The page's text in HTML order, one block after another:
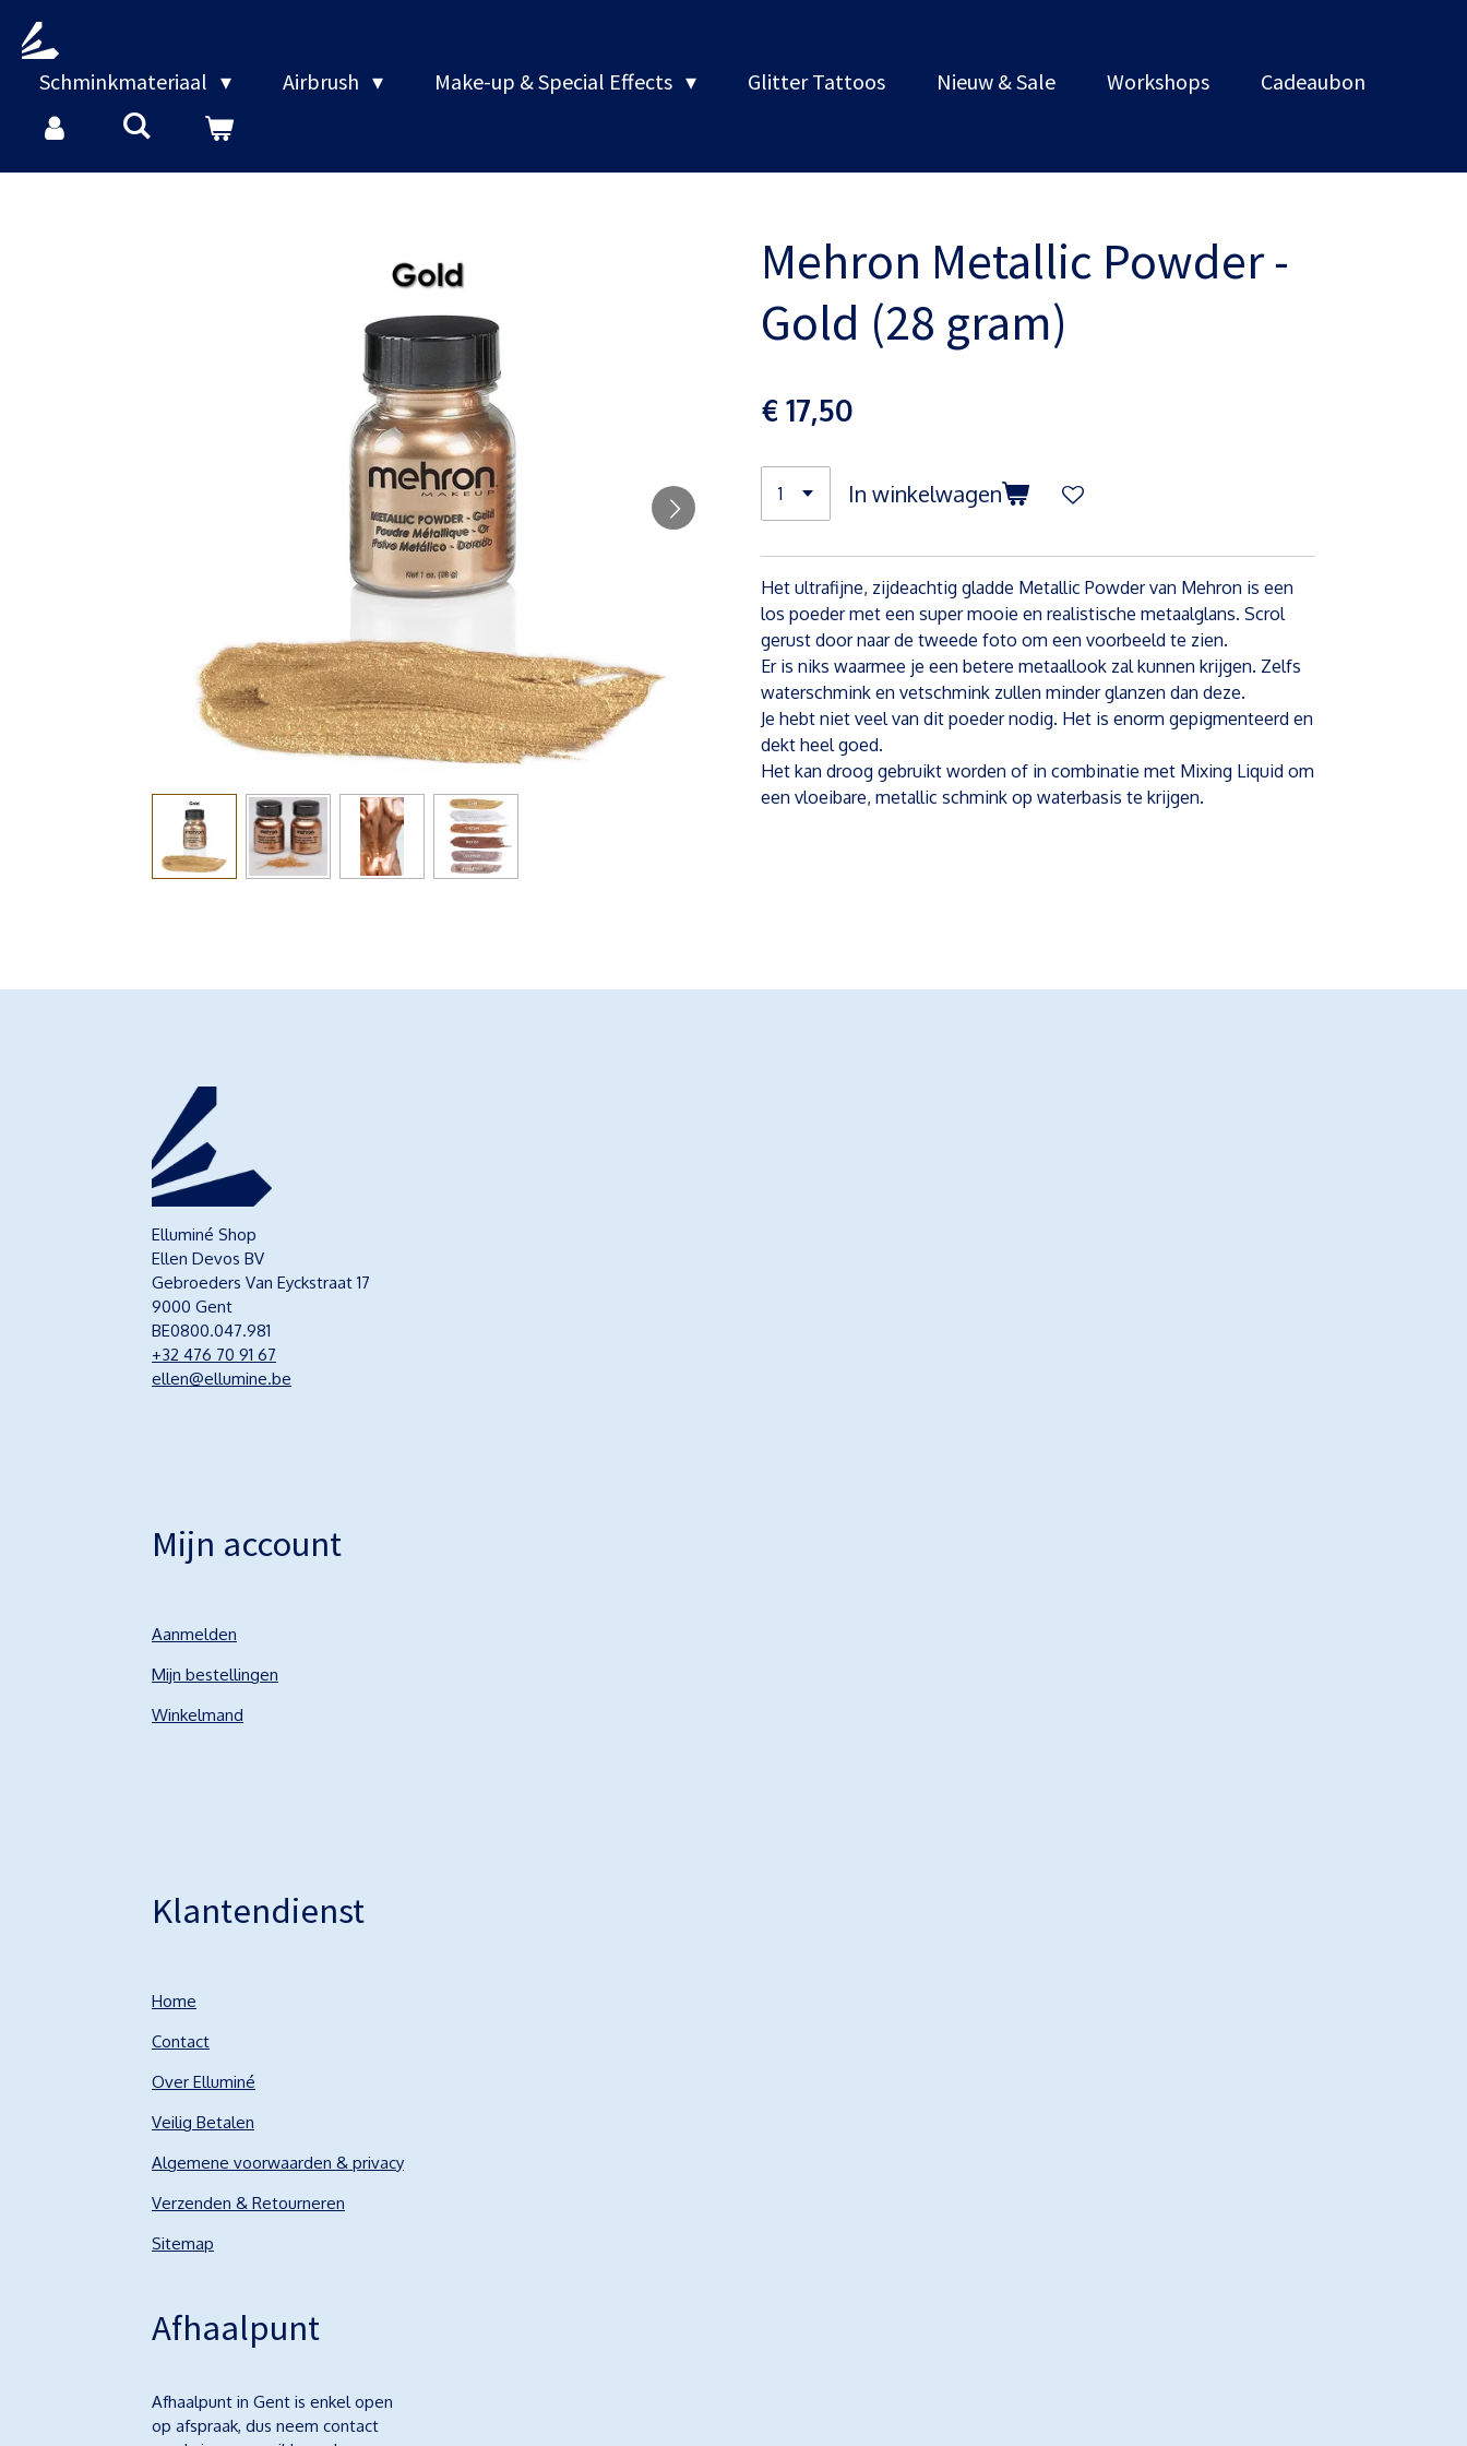
direct
naar
hoofdinhoud
Schminkmateriaal Airbrush Make-up & Special Effects Glitter Tattoos Nieuw & Sale Workshops Cadeaubon
Mehron Metallic Powder -
Gold (28 gram)
€ 17,50
In winkelwagen
Het ultrafijne, zijdeachtig gladde Metallic Powder van Mehron is een
los poeder met een super mooie en realistische metaalglans. Scrol
gerust door naar de tweede foto om een voorbeeld te zien.
Er is niks waarmee je een betere metaallook zal kunnen krijgen. Zelfs
waterschmink en vetschmink zullen minder glanzen dan deze.
Je hebt niet veel van dit poeder nodig. Het is enorm gepigmenteerd en
dekt heel goed.
Het kan droog gebruikt worden of in combinatie met Mixing Liquid om
een vloeibare, metallic schmink op waterbasis te krijgen.
Elluminé Shop
Ellen Devos BV
Gebroeders Van Eyckstraat 17
9000 Gent
BE0800.047.981
+32 476 70 91 67
ellen@ellumine.be
Mijn account
Aanmelden
Mijn bestellingen
Winkelmand
Klantendienst
Home
Contact
Over Elluminé
Veilig Betalen
Algemene voorwaarden & privacy
Verzenden & Retourneren
Sitemap
Afhaalpunt
Afhaalpunt in Gent is enkel open
op afspraak, dus neem contact